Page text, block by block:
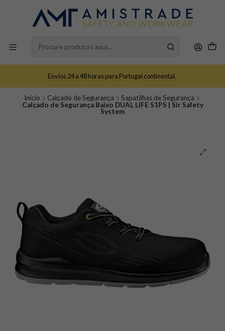
Envios 24 a 48 horas para Portugal continental.
Início Calçado de Segurança
Sapatilhas de Segurança
Calçado de Segurança Baixo DUAL LIFE S1PS | Sir Safety
System​